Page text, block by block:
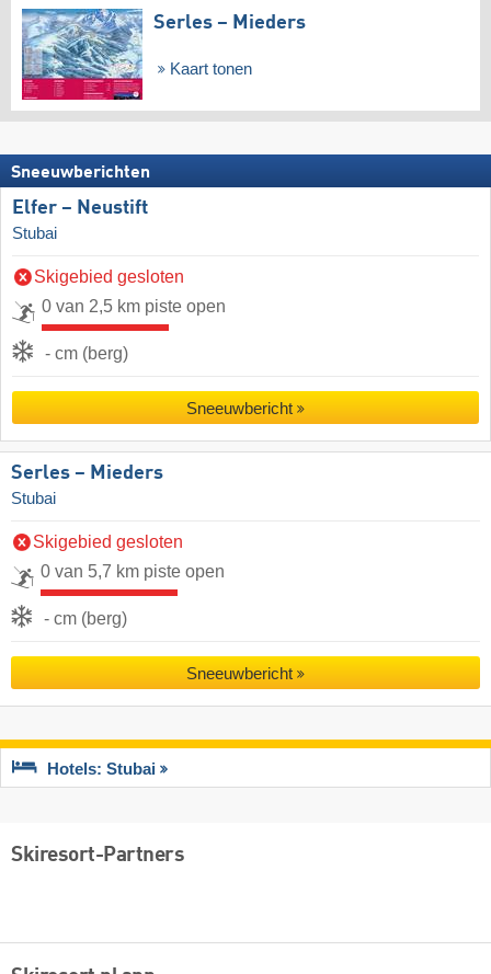
Serles – Mieders
Kaart tonen
Sneeuwberichten
Elfer – Neustift
Stubai
Skigebied gesloten
0 van 2,5 km piste open
- cm (berg)
Sneeuwbericht
Serles – Mieders
Stubai
Skigebied gesloten
0 van 5,7 km piste open
- cm (berg)
Sneeuwbericht
Hotels: Stubai
Skiresort-Partners